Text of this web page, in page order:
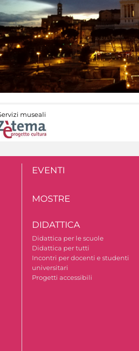
museali
EVENTI
MOSTRE
DIDATTICA
Didattica per le scuole
Didattica per tutti
Incontri per docenti e studenti
universitari
Progetti accessibili